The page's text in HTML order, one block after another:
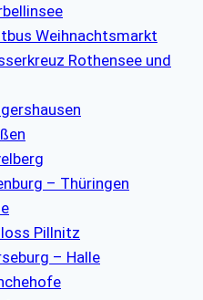
Weihnachtsmarkt
Rothensee und
– Thüringen
Pillnitz
– Halle